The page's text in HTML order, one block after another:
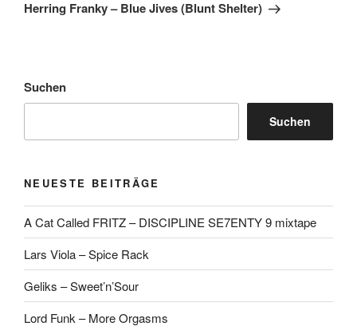
Herring Franky – Blue Jives (Blunt Shelter)
Suchen
Suchen
NEUESTE BEITRÄGE
A Cat Called FRITZ – DISCIPLINE SE7ENTY 9 mixtape
Lars Viola – Spice Rack
Geliks – Sweet’n’Sour
Lord Funk – More Orgasms